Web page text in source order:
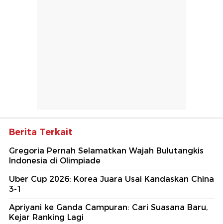
Berita Terkait
Gregoria Pernah Selamatkan Wajah Bulutangkis
Indonesia di Olimpiade
Uber Cup 2026: Korea Juara Usai Kandaskan China
3-1
Apriyani ke Ganda Campuran: Cari Suasana Baru,
Kejar Ranking Lagi